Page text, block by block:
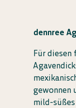
dennree
Für
gewonnen
mild-